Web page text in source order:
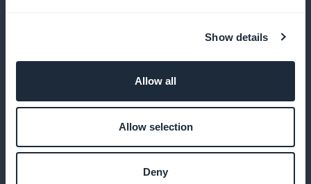
Show details
Allow all
Allow selection
Deny
abonnementer, uden at der trækkes provision
Tilpasset abonnementsside
Skab en abonnementsoplevelse, der afspejler
tennissportens ånd og elegance